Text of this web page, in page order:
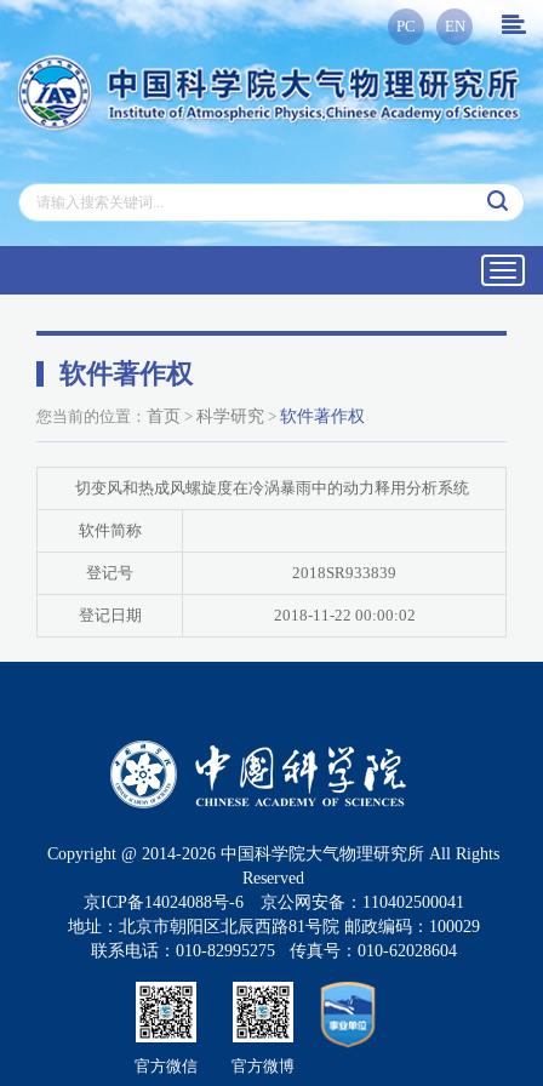
PC EN
软件著作权
您当前的位置： 首页 > 科学研究 > 软件著作权
切变风和热成风螺旋度在冷涡暴雨中的动力释用分析系统
软件简称
登记号 2018SR933839
登记日期 2018-11-22 00:00:02
Copyright @ 2014-2026 中国科学院大气物理研究所 All Rights
Reserved
京ICP备14024088号-6
京公网安备：110402500041
地址：北京市朝阳区北辰西路81号院 邮政编码：100029
联系电话：010-82995275 传真号：010-62028604
官方微信 官方微博